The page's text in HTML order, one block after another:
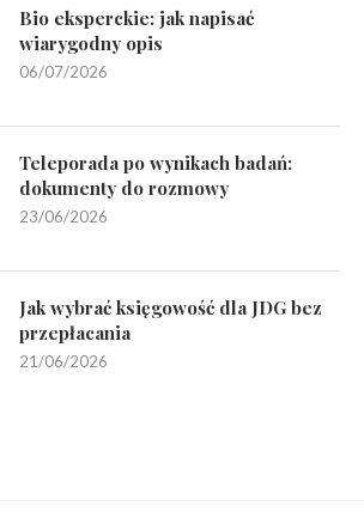
Bio eksperckie: jak napisać
wiarygodny opis
06/07/2026
Teleporada po wynikach badań:
dokumenty do rozmowy
23/06/2026
Jak wybrać księgowość dla JDG bez
przepłacania
21/06/2026